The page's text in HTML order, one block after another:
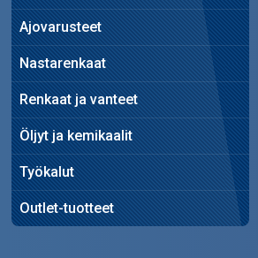
Ajovarusteet
Nastarenkaat
Renkaat ja vanteet
Öljyt ja kemikaalit
Työkalut
Outlet-tuotteet